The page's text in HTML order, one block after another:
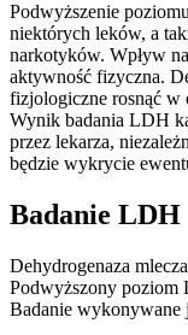
Podwyższenie
niektórych leków, a
narkotyków. Wpływ
aktywność fizyczna.
fizjologiczne rosnąć w
Wynik badania LDH
przez lekarza,
będzie wykrycie
Badanie LDH
Dehydrogenaza
Podwyższony poziom
Badanie wykonywane